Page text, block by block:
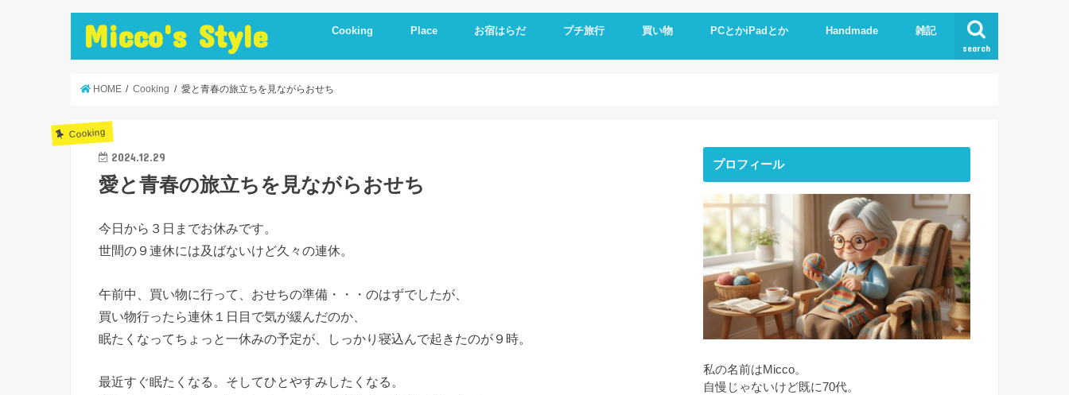
Micco's Style search
Cooking
cooking idea
冷蔵庫の残り物で作る
手抜き簡単レシピ
ダイエットレシピ
節約レシピ
保存食
炊飯器料理
簡単おやつ
低温調理
簡単＋一品
まかない
お弁当
レシピとか
美味しいもの
便利調理器
Place
崎戸
佐世保
長崎
大連
久留米
福岡
お宿はらだ
修学旅行
体験民宿夕ご飯
体験民宿朝食
プチ旅行
Hotel
朝食
ランチ
夕食
買い物
海外通販
PCとかiPadとか
iPhone
ipad
Excel.Word
AI
Handmade
Knit
ストーンアート
服作り
雑記
読書
HOME Cooking 愛と青春の旅立ちを見ながらおせち
Cooking
2024.12.29
愛と青春の旅立ちを見ながらおせち
今日から３日までお休みです。
世間の９連休には及ばないけど久々の連休。
午前中、買い物に行って、おせちの準備・・・のはずでしたが、
買い物行ったら連休１日目で気が緩んだのか、
眠たくなってちょっと一休みの予定が、しっかり寝込んで起きたのが９時。
最近すぐ眠たくなる。そしてひとやすみしたくなる。
プロフィール
私の名前はMicco。
自慢じゃないけど既に70代。